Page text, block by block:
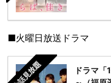
■火曜日放送ドラマ
全話見放題
ドラマ